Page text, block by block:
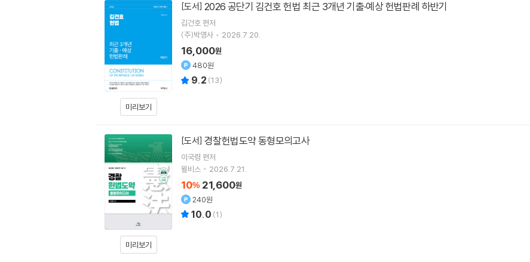
미리보기
[도서] 2026 공단기 김건호 헌법 최근 3개년 기출·예상 헌법판례 하반기
김건호 편저
(주)박영사
2026.7.20.
16,000원
480원
9.2 (13)
미리보기
[도서] 경찰헌법도약 동형모의고사
이국령 편저
윌비스
2026.7.21.
10% 21,600원
240원
10.0 (1)